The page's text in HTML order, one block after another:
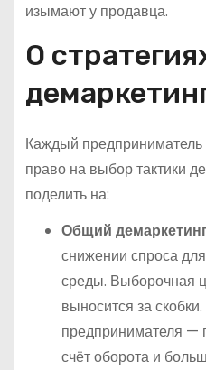
изымают у продавца.
О
Каждый предприниматель
право на выбор тактики
поделить на:
Общий
снижении спроса
среды. Выборочная
выносится за
предпринимателя —
счёт оборота и